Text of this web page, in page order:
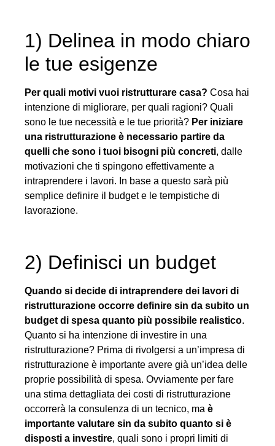
1) Delinea in modo chiaro
le tue esigenze
Per quali motivi vuoi ristrutturare casa? Cosa hai
intenzione di migliorare, per quali ragioni? Quali
sono le tue necessità e le tue priorità? Per iniziare
una ristrutturazione è necessario partire da
quelli che sono i tuoi bisogni più concreti, dalle
motivazioni che ti spingono effettivamente a
intraprendere i lavori. In base a questo sarà più
semplice definire il budget e le tempistiche di
lavorazione.
2) Definisci un budget
Quando si decide di intraprendere dei lavori di
ristrutturazione occorre definire sin da subito un
budget di spesa quanto più possibile realistico.
Quanto si ha intenzione di investire in una
ristrutturazione? Prima di rivolgersi a un’impresa di
ristrutturazione è importante avere già un’idea delle
proprie possibilità di spesa. Ovviamente per fare
una stima dettagliata dei costi di ristrutturazione
occorrerà la consulenza di un tecnico, ma è
importante valutare sin da subito quanto si è
disposti a investire, quali sono i propri limiti di